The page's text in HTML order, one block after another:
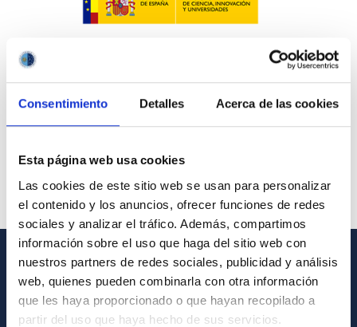
Consentimiento Detalles Acerca de las cookies
Esta página web usa cookies
Las cookies de este sitio web se usan para personalizar
el contenido y los anuncios, ofrecer funciones de redes
sociales y analizar el tráfico. Además, compartimos
información sobre el uso que haga del sitio web con
nuestros partners de redes sociales, publicidad y análisis
web, quienes pueden combinarla con otra información
que les haya proporcionado o que hayan recopilado a
partir del uso que haya hecho de sus servicios.
GENERAL INFORMATION
Contact